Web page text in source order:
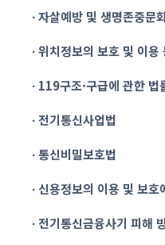
∙ 자살예방 및 생명존중문
∙ 위치정보의 보호 및 이용
∙ 119구조·구급에 관한 법
∙ 전기통신사업법
∙ 통신비밀보호법
∙ 신용정보의 이용 및 보
∙ 전기통신금융사기 피해